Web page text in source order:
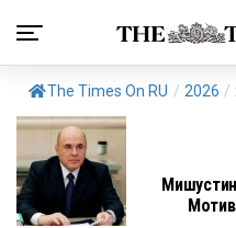
The Times On RU / 2026 /